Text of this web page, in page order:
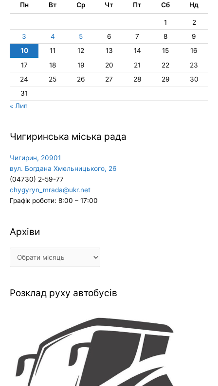
Пн Вт Ср Чт Пт Сб Нд
1
2
3
4 5 6 7 8
9
10
11 12 13 14 15
16
17
18 19 20 21 22
23
24
25 26 27 28 29
30
31
« Лип
Чигиринська міська рада
Чигирин, 20901
вул. Богдана Хмельницького, 26
(04730) 2-59-77
chygyryn_mrada@ukr.net
Графік роботи: 8:00 – 17:00
Архіви
Архіви
Розклад руху автобусів